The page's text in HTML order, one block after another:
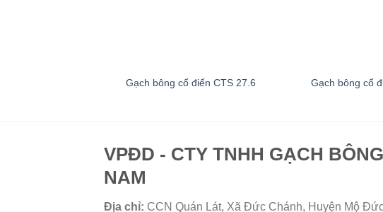
Gạch bông cổ điển CTS 27.6 Gạch bông cổ
VPĐD - CTY TNHH GẠCH
NAM
Địa chỉ: CCN Quán Lát, Xã Đức Chánh, Huyện Mộ